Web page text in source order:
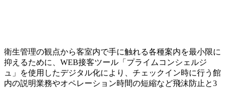
衛生管理の観点から客室内で手に触れる各種案内を最小限に
抑えるために、WEB接客ツール「プライムコンシェルジ
ュ」を使用したデジタル化により、チェックイン時に行う館
内の説明業務やオペレーション時間の短縮など飛沫防止と3